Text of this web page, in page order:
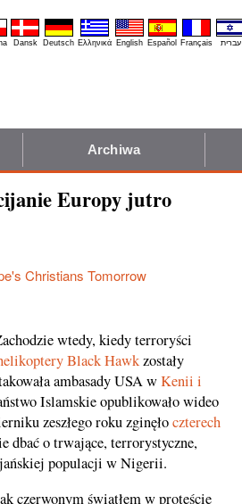
Dansk Deutsch Ελληνικά English Español Français עברית
Archiwa
Europy jutro
Christians Tomorrow
wtedy, kiedy terroryści
Black Hawkzostały
ambasady USA wKenii i
Islamskie opublikowało wideo
zeszłego roku zginęłoczterech
dbać o trwające, terrorystyczne,
populacji w Nigerii.
czerwonym światłem w proteście